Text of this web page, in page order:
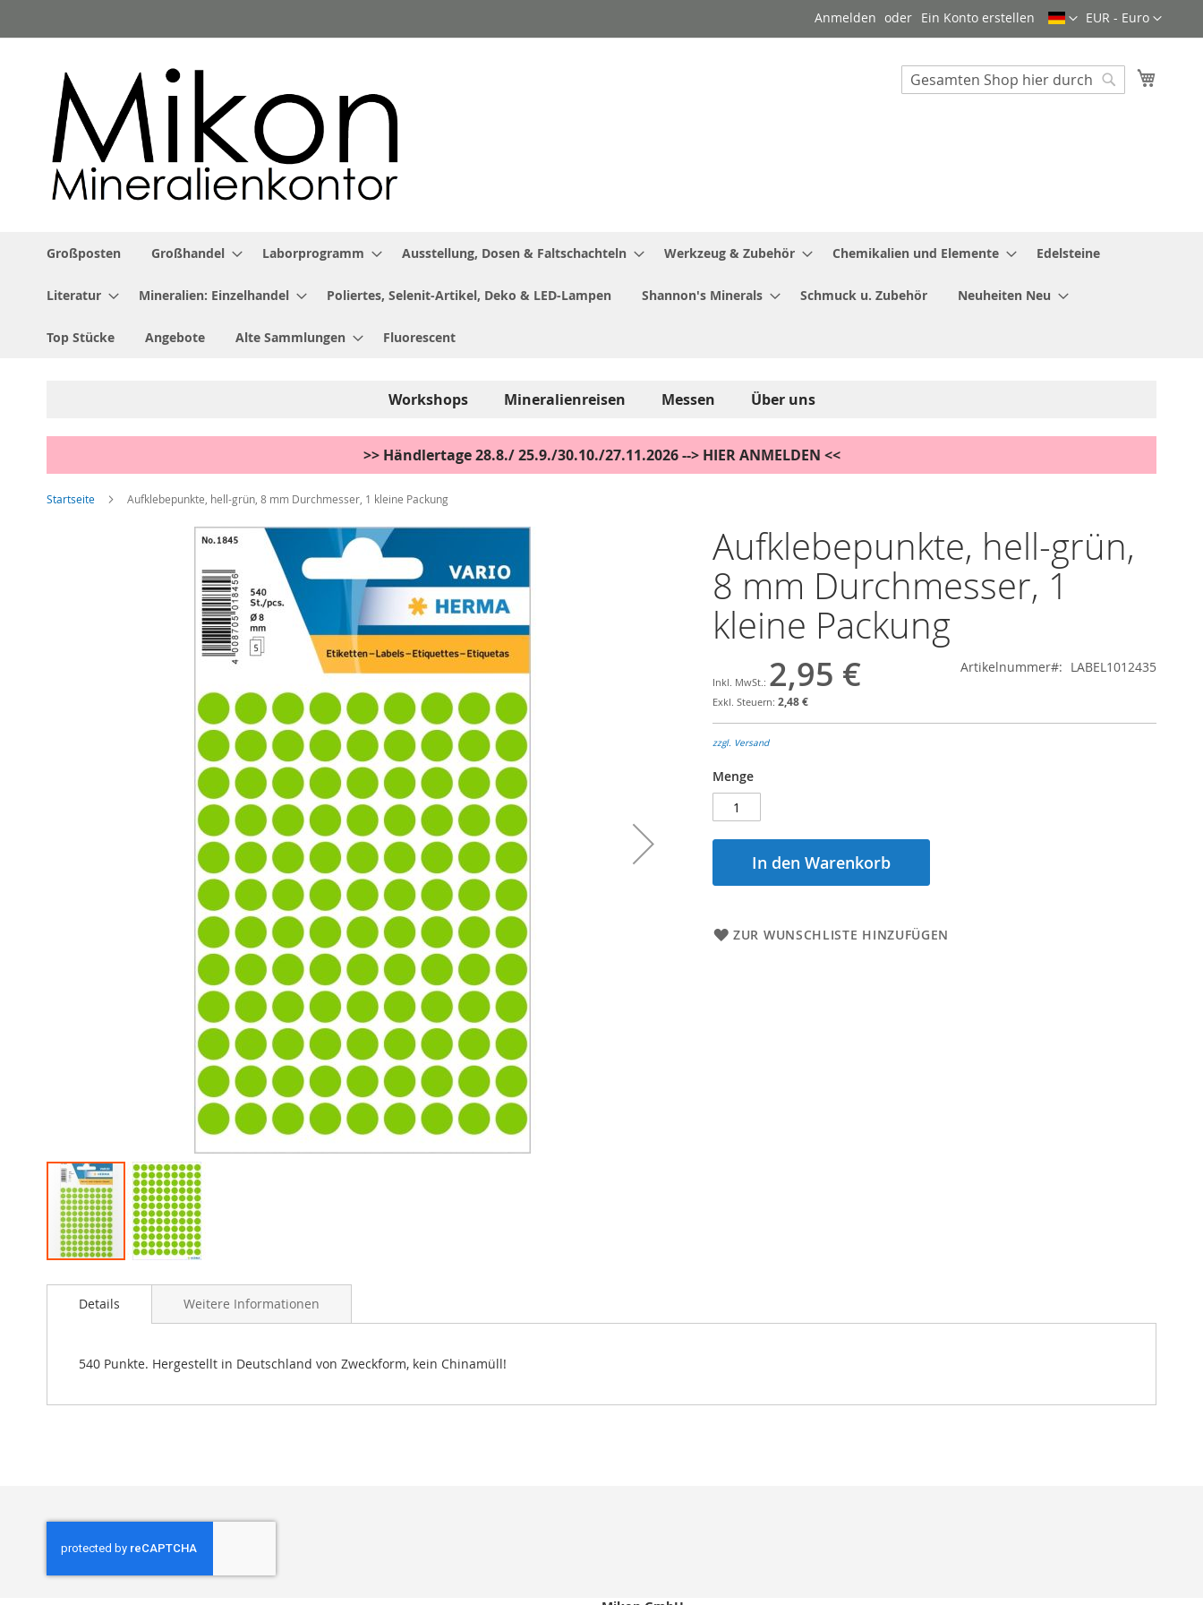
Inhalt
Währung
EUR - Euro
Sprache
Anmelden Ein Konto erstellen
Search
Großposten Großhandel Laborprogramm Ausstellung, Dosen & Faltschachteln Werkzeug & Zubehör Chemikalien und Elemente Edelsteine
Literatur Mineralien: Einzelhandel Poliertes, Selenit-Artikel, Deko & LED-Lampen Shannon's Minerals Schmuck u. Zubehör Neuheiten Neu
Top Stücke Angebote Alte Sammlungen Fluorescent
Workshops Mineralienreisen Messen Über uns
>> Händlertage 28.8./ 25.9./30.10./27.11.2026 --> HIER ANMELDEN <<
Startseite Aufklebepunkte, hell-grün, 8 mm Durchmesser, 1 kleine Packung
Anfang
Aufklebepunkte, hell-grün,
8 mm Durchmesser, 1
kleine Packung
2,95 €
2,48 €
Artikelnummer LABEL1012435
zzgl. Versand
Menge
In den Warenkorb
ZUR WUNSCHLISTE HINZUFÜGEN
Details
540 Punkte. Hergestellt in Deutschland von Zweckform, kein Chinamüll!
Weitere Informationen